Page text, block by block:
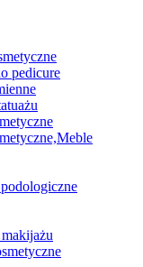
pedicure